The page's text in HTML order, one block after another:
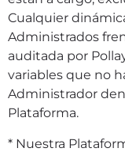
Cualquier
Administrados
auditada por
variables que no
Administrador
Plataforma.
* Nuestra